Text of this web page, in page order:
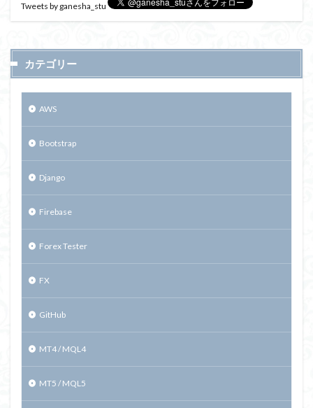
Tweets by ganesha_stu
カテゴリー
AWS
Bootstrap
Django
Firebase
Forex Tester
FX
GitHub
MT4 / MQL4
MT5 / MQL5